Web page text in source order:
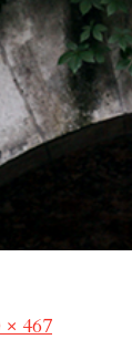
× 467